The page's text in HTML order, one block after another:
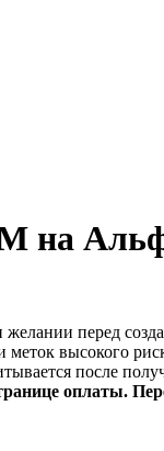
на
желании перед
высокого
после
оплаты.